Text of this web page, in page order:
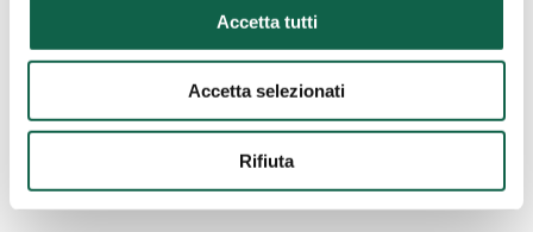
Accetta tutti
Accetta selezionati
Rifiuta
Via XXII Maggio 1944, 22 65013, Città
Sant'Angelo, PE